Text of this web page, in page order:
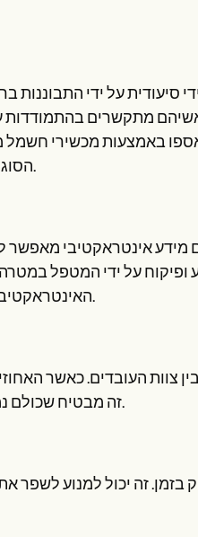
סיעודית על ידי
מתקשרים בהתמודדות
באמצעות מכשירי חשמל
הסוגים תורמים כדי לשפר את מערכת העיכול בין האחות.
מידע אינטראקטיבי
על ידי המטפל
האינטראקטיביים מבטיחים שהטיפולים מבוססים על מעשי עודף.
צוות העובדים. כאשר
זה מבטיח שכולם נמצאים באותו עמוד, מה שמובטח להם אם טוב יותר.